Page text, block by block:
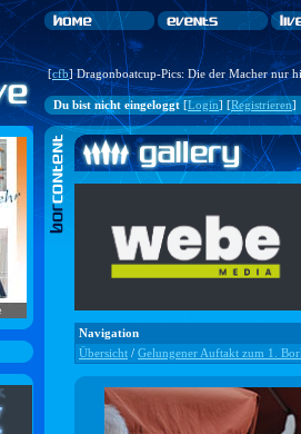
[cfb] Dragonboatcup-Pics: Die der Macher nur
Du bist nicht eingeloggt[Login] [Registrieren]
Navigation
Übersicht / Gelungener Auftakt zum 1.